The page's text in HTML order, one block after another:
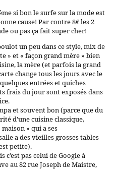
si bon le surfe sur la mode est
cause! Par contre 8€ les 2
ou pas ça fait super cher!
un peu dans ce style, mix de
» et « façon grand mère » bien
la mère (et parfois la grand
change tous les jours avec le
entrées et quiches
frais du jour sont exposés dans
et souvent bon (parce que du
d’une cuisine classique,
maison » qui a ses
a des vieilles grosses tables
petite).
c’est pas celui de Google à
au 82 rue Joseph de Maistre,